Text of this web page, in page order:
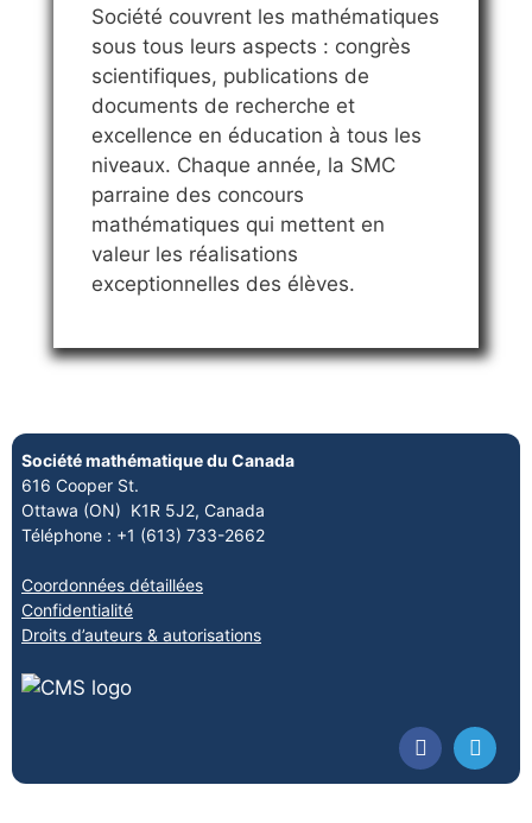
Société couvrent les mathématiques
sous tous leurs aspects : congrès
scientifiques, publications de
documents de recherche et
excellence en éducation à tous les
niveaux. Chaque année, la SMC
parraine des concours
mathématiques qui mettent en
valeur les réalisations
exceptionnelles des élèves.
Société mathématique du Canada
616 Cooper St.
Ottawa (ON) K1R 5J2, Canada
Téléphone : +1 (613) 733-2662
Coordonnées détaillées
Confidentialité
Droits d’auteurs & autorisations